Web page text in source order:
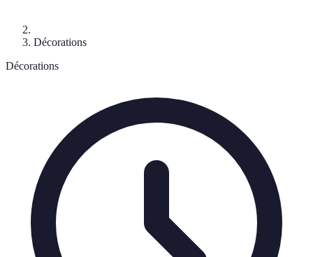
Décorations
Décorations